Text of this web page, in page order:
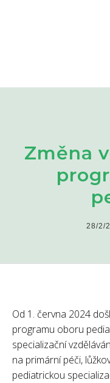
Změna
28/2/
Od 1. června 2024
programu oboru
specializační
na primární péči,
pediatrickou